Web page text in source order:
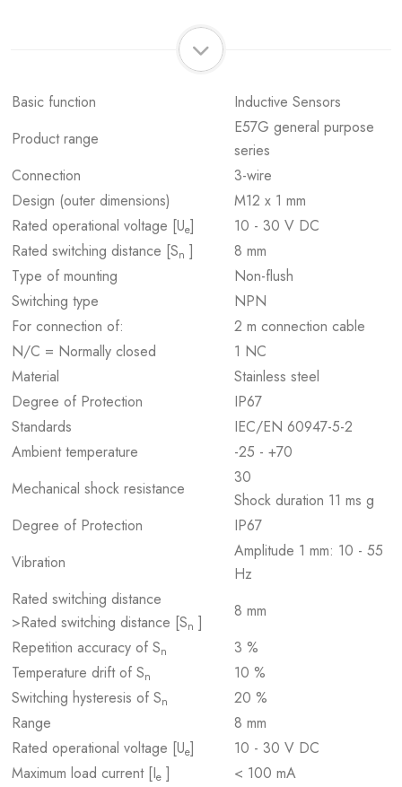
Basic function
Inductive Sensors
Product range
E57G general purpose
series
Connection
3-wire
Design (outer dimensions)
M12 x 1 mm
Rated operational voltage [Ue]
10 - 30 V DC
Rated switching distance [Sn ]
8 mm
Type of mounting
Non-flush
Switching type
NPN
For connection of:
2 m connection cable
N/C = Normally closed
1 NC
Material
Stainless steel
Degree of Protection
IP67
Standards
IEC/EN 60947-5-2
Ambient temperature
-25 - +70
Mechanical shock resistance
30
Shock duration 11 ms g
Degree of Protection
IP67
Vibration
Amplitude 1 mm: 10 - 55
Hz
Rated switching distance
>Rated switching distance [Sn ]
8 mm
Repetition accuracy of Sn
3 %
Temperature drift of Sn
10 %
Switching hysteresis of Sn
20 %
Range
8 mm
Rated operational voltage [Ue]
10 - 30 V DC
Maximum load current [Ie ]
< 100 mA